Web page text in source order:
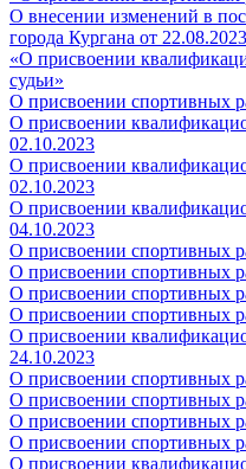
О внесении изменений в
города Кургана от
«О присвоении
судьи»
О присвоении спортивных
О присвоении
02.10.2023
О присвоении
02.10.2023
О присвоении
04.10.2023
О присвоении спортивных
О присвоении спортивных
О присвоении спортивных
О присвоении спортивных
О присвоении
24.10.2023
О присвоении спортивных
О присвоении спортивных
О присвоении спортивных
О присвоении спортивных
О присвоении